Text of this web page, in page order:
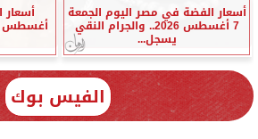
أسعار الفضة في مصر اليوم الجمعة
7 أغسطس 2026.. والجرام النقي
يسجل...
الفيس بوك